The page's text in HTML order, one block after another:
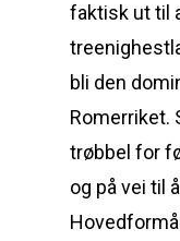
faktisk ut til
bli den
Romerriket.
trøbbel for
og på vei til